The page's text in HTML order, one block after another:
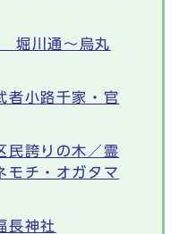
堀川通～烏丸
者小路千家・官
民誇りの木／霊
モチ・オガタマ
長神社